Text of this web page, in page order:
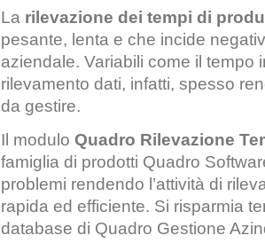
La rilevazione dei tempi di
pesante, lenta e che incide
aziendale. Variabili come il tempo
rilevamento dati, infatti, spesso
da gestire.
Il modulo Quadro Rilevazione
famiglia di prodotti Quadro
problemi rendendo l’attività di
rapida ed efficiente. Si risparmia
database di Quadro Gestione